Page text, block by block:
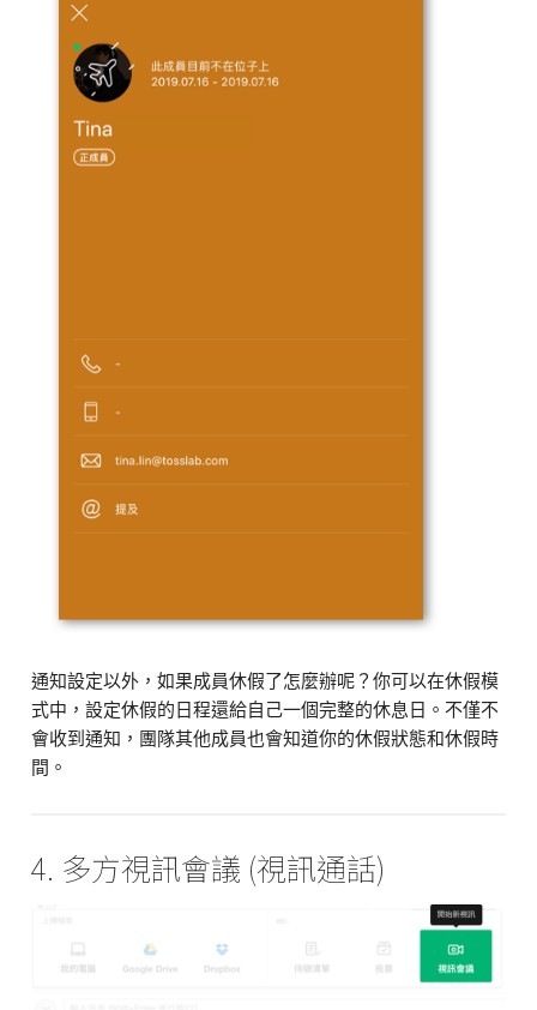
通知設定以外，如果成員休假了怎麼辦呢？你可以在休假模
式中，設定休假的日程還給自己一個完整的休息日。不僅不
會收到通知，團隊其他成員也會知道你的休假狀態和休假時
間。
4. 多方視訊會議 (視訊通話)